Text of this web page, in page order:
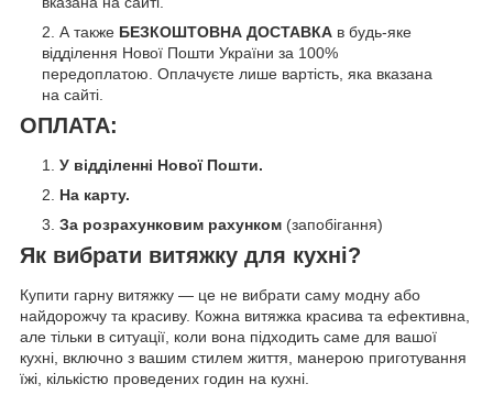
А также БЕЗКОШТОВНА ДОСТАВКА в будь-яке
відділення Нової Пошти України за 100%
передоплатою. Оплачуєте лише вартість, яка вказана
на сайті.
ОПЛАТА:
У відділенні Нової Пошти.
На карту.
За розрахунковим рахунком (запобігання)
Як вибрати витяжку для кухні?
Купити гарну витяжку — це не вибрати саму модну або
найдорожчу та красиву. Кожна витяжка красива та ефективна,
але тільки в ситуації, коли вона підходить саме для вашої
кухні, включно з вашим стилем життя, манерою приготування
їжі, кількістю проведених годин на кухні.